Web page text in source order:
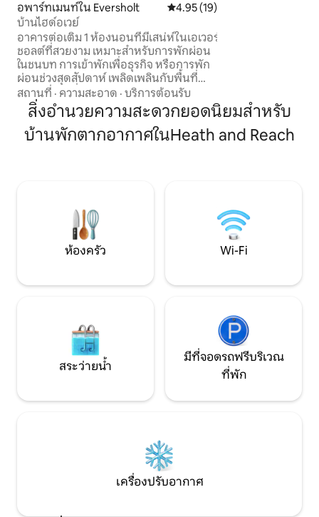
อพาร์ทเมนท์ใน Eversholt คะแนนเฉลี่ย 4.95 จาก 5, 19 รีวิว
4.95 (19)
บ้านไฮด์อเวย์
อาคารต่อเติม 1 ห้องนอนที่มีเสน่ห์ในเอเวอร์
ชอลต์ที่สวยงาม เหมาะสำหรับการพักผ่อน
ในชนบท การเข้าพักเพื่อธุรกิจ หรือการพัก
ผ่อนช่วงสุดสัปดาห์ เพลิดเพลินกับพื้นที่
แบบเปิดโล่งที่อบอุ่นพร้อมเตียงคู่ ตู้เก็บของ
ในตัว ห้องน้ำที่ทันสมัย ห้องครัวที่มีอุปกรณ์
ครบครัน บาร์อาหารเช้า โซฟา และที่จอดรถ
ส่วนตัวนอกถนน ใกล้กับสวนสัตว์วอเบิร์น
อร์ดเชียร์ที่มีเสน่ห์ในบริเวณใกล้เคียง
สถานที่ · ความสะอาด · บริการต้อนรับ
สิ่งอำนวยความสะดวกยอดนิยมสำหรับ
บ้านพักตากอากาศในHeath and Reach
ห้องครัว Wi-Fi
สระว่ายน้ำ
มีที่จอดรถฟรีบริเวณ
ที่พัก
เครื่องปรับอากาศ